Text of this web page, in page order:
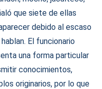
que siete de ellas
debido al escaso
El funcionario
una forma particular
conocimientos,
originarios, por lo que